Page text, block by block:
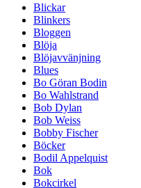
Blickar
Blinkers
Bloggen
Blöja
Blöjavvänjning
Blues
Bo Göran Bodin
Bo Wahlstrand
Bob Dylan
Bob Weiss
Bobby Fischer
Böcker
Bodil Appelquist
Bok
Bokcirkel